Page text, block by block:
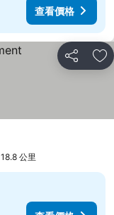
查看價格
分享 放
公里